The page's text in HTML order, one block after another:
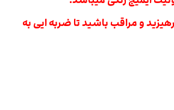
و مراقب باشید تا ضربه ایی به